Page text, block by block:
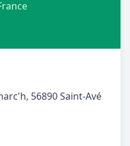
56890 Saint-Avé